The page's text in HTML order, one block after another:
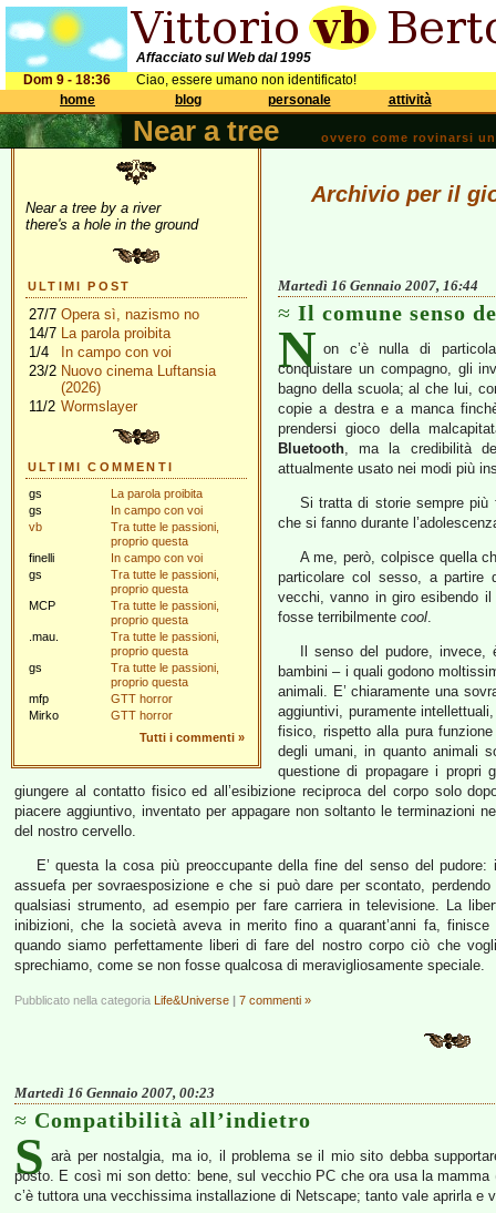
Affacciato sul Web dal 1995
Dom 9 - 18:36
Ciao, essere umano non identificato!
home
blog personale attività
Near a tree ovvero come rovinarsi
Near a tree by a river
there's a hole in the ground
ULTIMI POST
27/7 Opera sì, nazismo no
14/7 La parola proibita
1/4
In campo con voi
23/2 Nuovo cinema Luftansia
(2026)
11/2 Wormslayer
ULTIMI COMMENTI
gs
La parola proibita
gs
In campo con voi
vb
Tra tutte le passioni,
proprio questa
finelli
In campo con voi
gs
Tra tutte le passioni,
proprio questa
MCP
Tra tutte le passioni,
proprio questa
.mau.
Tra tutte le passioni,
proprio questa
gs
Tra tutte le passioni,
proprio questa
mfp
GTT horror
Mirko
GTT horror
Tutti i commenti »
Archivio per il
Martedì 16 Gennaio 2007, 16:44
Il comune senso
N on c’è nulla di
conquistare un compagno, gli
bagno della scuola; al che lui,
copie a destra e a manca
prendersi gioco della
Bluetooth, ma la credibilità
attualmente usato nei modi più
Si tratta di storie sempre più
che si fanno durante
A me, però, colpisce quella
particolare col sesso, a partire
vecchi, vanno in giro esibendo
fosse terribilmente cool.
Il senso del pudore,
bambini – i quali godono
animali. E’ chiaramente una
aggiuntivi, puramente
fisico, rispetto alla pura
degli umani, in quanto animali
questione di propagare i
giungere al contatto fisico ed all’esibizione reciproca del corpo solo
piacere aggiuntivo, inventato per appagare non soltanto le terminazioni
del nostro cervello.
E’ questa la cosa più preoccupante della fine del senso del
assuefa per sovraesposizione e che si può dare per scontato,
qualsiasi strumento, ad esempio per fare carriera in televisione. La
inibizioni, che la società aveva in merito fino a quarant’anni fa,
quando siamo perfettamente liberi di fare del nostro corpo ciò che
sprechiamo, come se non fosse qualcosa di meravigliosamente speciale.
Pubblicato nella categoria Life&Universe | 7 commenti »
Martedì 16 Gennaio 2007, 00:23
Compatibilità all’indietro
S arà per nostalgia, ma io, il problema se il mio sito debba
posto. E così mi son detto: bene, sul vecchio PC che ora usa la
c’è tuttora una vecchissima installazione di Netscape; tanto vale aprirla e